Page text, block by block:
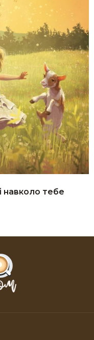
навколо тебе